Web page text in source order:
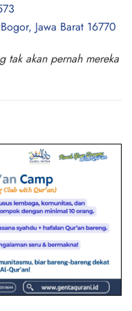
Jawa Barat 16770
tak akan pernah mereka